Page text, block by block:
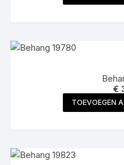
€
TOEVOEGEN